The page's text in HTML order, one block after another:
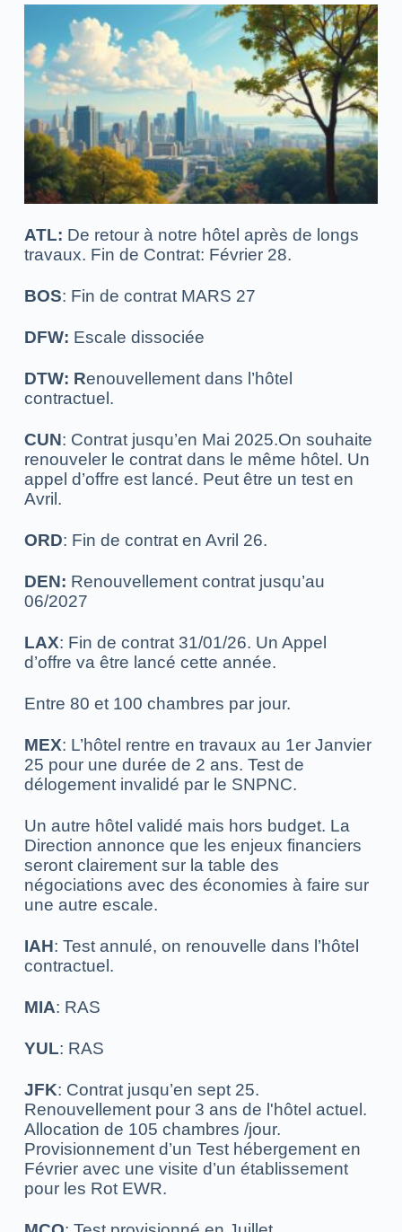
ATL: De retour à notre hôtel après de longs
travaux. Fin de Contrat: Février 28.
BOS: Fin de contrat MARS 27
DFW: Escale dissociée
DTW: Renouvellement dans l’hôtel
contractuel.
CUN: Contrat jusqu’en Mai 2025.On souhaite
renouveler le contrat dans le même hôtel. Un
appel d’offre est lancé. Peut être un test en
Avril.
ORD: Fin de contrat en Avril 26.
DEN: Renouvellement contrat jusqu’au
06/2027
LAX: Fin de contrat 31/01/26. Un Appel
d’offre va être lancé cette année.
Entre 80 et 100 chambres par jour.
MEX: L’hôtel rentre en travaux au 1er Janvier
25 pour une durée de 2 ans. Test de
délogement invalidé par le SNPNC.
Un autre hôtel validé mais hors budget. La
Direction annonce que l es enjeux financiers
seront clairement sur la table des
négociations avec des économies à faire sur
une autre escale.
IAH: Test annulé, on renouvelle dans l’hôtel
contractuel.
MIA: RAS
YUL: RAS
JFK: Contrat jusqu’en sept 25.
Renouvellement pour 3 ans de l'hôtel actuel.
Allocation de 105 chambres /jour.
Provisionnement d’un Test hébergement en
Février avec une visite d’un établissement
pour les Rot EWR.